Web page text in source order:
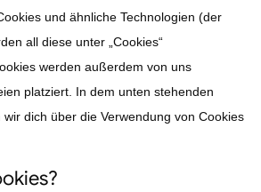
und ähnliche Technologien (der
all diese unter „Cookies“
werden außerdem von uns
platziert. In dem unten stehenden
dich über die Verwendung von Cookies